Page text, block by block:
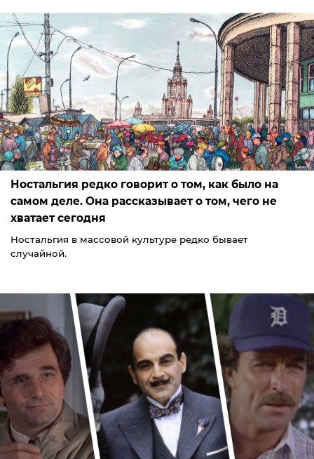
Ностальгия редко говорит о том, как было на
самом деле. Она рассказывает о том, чего не
хватает сегодня
Ностальгия в массовой культуре редко бывает
случайной.